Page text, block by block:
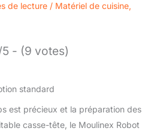
de lecture / Matériel de cuisine,
- (9 votes)
est précieux et la préparation des
casse-tête, le Moulinex Robot